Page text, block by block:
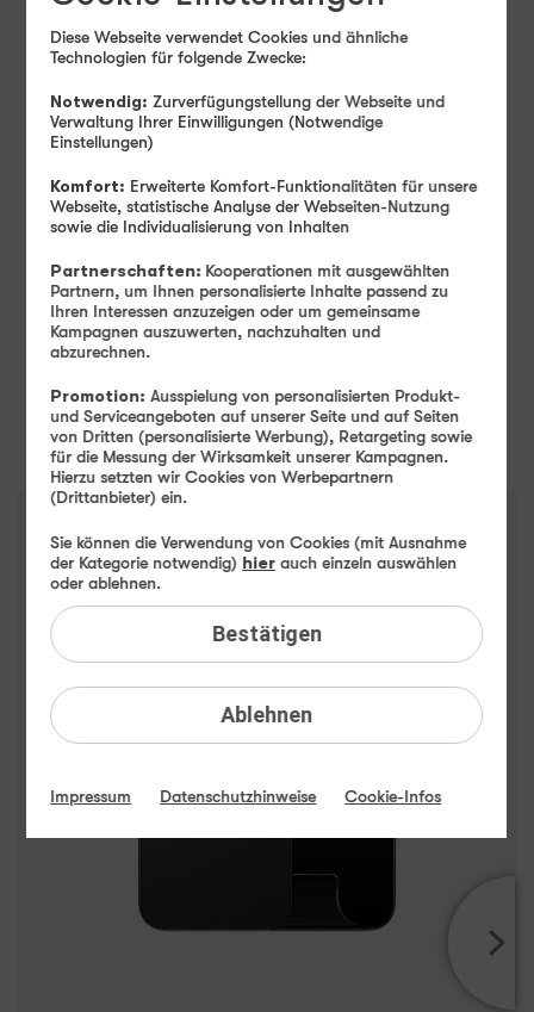
Monatlicher Tarifpreis
2999
Farbe-Space Schwarz
Speicher-256 GB
256 GB 512 GB 1 TB
Weiter
Apple iPhone Air Highlights
Diese Webseite verwendet Cookies und ähnliche
Technologien für folgende Zwecke:
Notwendig: Zurverfügungstellung der Webseite und
Verwaltung Ihrer Einwilligungen (Notwendige
Einstellungen)
Komfort: Erweiterte Komfort-Funktionalitäten für unsere
Webseite, statistische Analyse der Webseiten-Nutzung
sowie die Individualisierung von Inhalten
Partnerschaften: Kooperationen mit ausgewählten
Partnern, um Ihnen personalisierte Inhalte passend zu
Ihren Interessen anzuzeigen oder um gemeinsame
Kampagnen auszuwerten, nachzuhalten und
abzurechnen.
Promotion: Ausspielung von personalisierten Produkt-
und Serviceangeboten auf unserer Seite und auf Seiten
von Dritten (personalisierte Werbung), Retargeting sowie
für die Messung der Wirksamkeit unserer Kampagnen.
Hierzu setzten wir Cookies von Werbepartnern
(Drittanbieter) ein.
Ablehnen
Sie können die Verwendung von Cookies (mit Ausnahme
der Kategorie notwendig) hier auch einzeln auswählen
oder ablehnen.
Bestätigen
Impressum Datenschutzhinweise Cookie-Infos